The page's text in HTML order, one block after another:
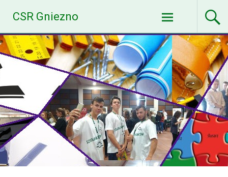
content
CSR Gniezno